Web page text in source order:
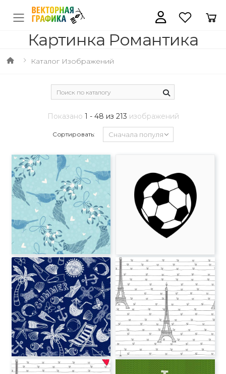
Картинка Романтика
Каталог Изображений
Показано 1 - 48 из 213 изображений
Сортировать: